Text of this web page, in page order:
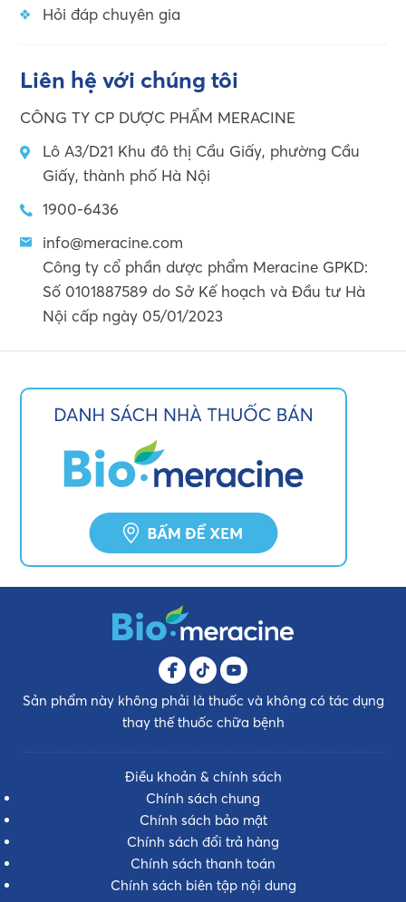
Hỏi đáp chuyên gia
Liên hệ với chúng tôi
CÔNG TY CP DƯỢC PHẨM MERACINE
Lô A3/D21 Khu đô thị Cầu Giấy, phường Cầu
Giấy, thành phố Hà Nội
1900-6436
info@meracine.com
Công ty cổ phần dược phẩm Meracine GPKD:
Số 0101887589 do Sở Kế hoạch và Đầu tư Hà
Nội cấp ngày 05/01/2023
Sản phẩm này không phải là thuốc và không có tác dụng
thay thế thuốc chữa bệnh
Điều khoản & chính sách
Chính sách chung
Chính sách bảo mật
Chính sách đổi trả hàng
Chính sách thanh toán
Chính sách biên tập nội dung